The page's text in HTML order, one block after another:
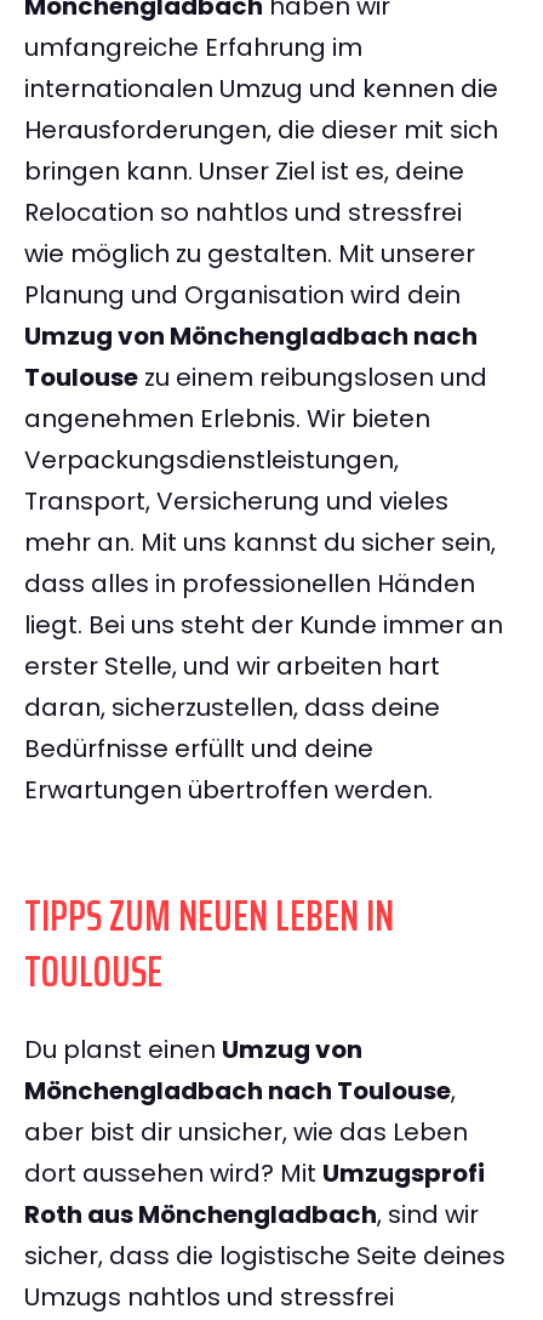
umfangreiche Erfahrung im
internationalen Umzug und kennen die
Herausforderungen, die dieser mit sich
bringen kann. Unser Ziel ist es, deine
Relocation so nahtlos und stressfrei
wie möglich zu gestalten. Mit unserer
Planung und Organisation wird dein
Umzug von Mönchengladbach nach
Toulouse zu einem reibungslosen und
angenehmen Erlebnis. Wir bieten
Verpackungsdienstleistungen,
Transport, Versicherung und vieles
mehr an. Mit uns kannst du sicher sein,
dass alles in professionellen Händen
liegt. Bei uns steht der Kunde immer an
erster Stelle, und wir arbeiten hart
daran, sicherzustellen, dass deine
Bedürfnisse erfüllt und deine
Erwartungen übertroffen werden.
TIPPS ZUM NEUEN LEBEN IN
TOULOUSE
Du planst einen Umzug von
Mönchengladbach nach Toulouse,
aber bist dir unsicher, wie das Leben
dort aussehen wird? Mit Umzugsprofi
Roth aus Mönchengladbach, sind wir
sicher, dass die logistische Seite deines
Umzugs nahtlos und stressfrei